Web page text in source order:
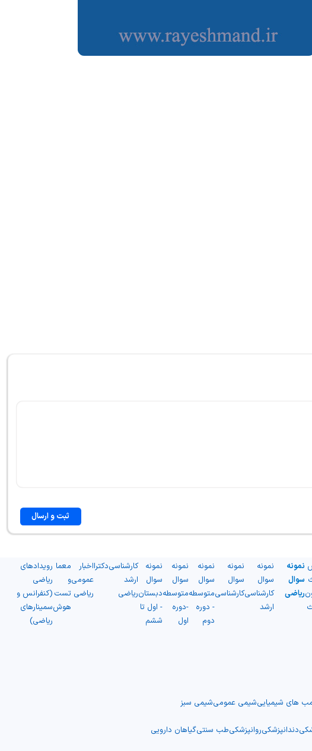
ثبت و ارسال
نمونه
سوال
ریاضی
نمونه
سوال
کارشناسی
ارشد
نمونه
سوال
کارشناسی
نمونه
سوال
متوسطه
- دوره
دوم
نمونه
سوال
متوسطه
-دوره
اول
نمونه
سوال
دبستان
- اول تا
ششم
کارشناسی
ارشد
ریاضی
دکترااخبار
عمومی
ریاضی
معما
و
تست
هوش
رویدادهای
ریاضی
(کنفرانس و
سمینارهای
ریاضی)
های شیمیاییشیمی عمومیشیمی سبز
دندانپزشکیروانپزشکیطب سنتیگیاهان دارویی